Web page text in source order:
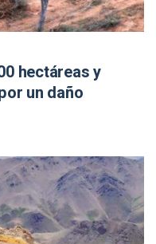
hectáreas y
un daño